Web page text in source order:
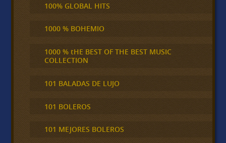
100% GLOBAL HITS
1000 % BOHEMIO
1000 % tHE BEST OF THE BEST MUSIC
COLLECTION
101 BALADAS DE LUJO
101 BOLEROS
101 MEJORES BOLEROS